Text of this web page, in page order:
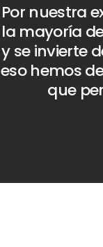
Por nuestra
la mayoría
y se invierte
eso hemos
que